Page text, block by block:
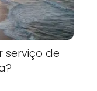
serviço de